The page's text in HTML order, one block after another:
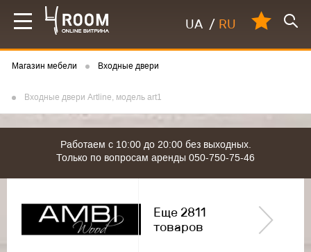
UA / RU
Магазин мебели Входные двери
Входные двери Artline, модель art1
Работаем с 10:00 до 20:00 без выходных.
Только по вопросам аренды 050-750-75-46
Еще 2811
товаров